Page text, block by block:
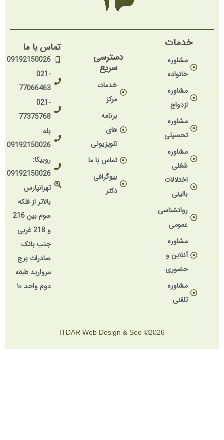
خدمات
مشاوره
خانواده
مشاوره
ازدواج
مشاوره
تحصیلی
مشاوره
شغلی
اختلالات
بالینی
روانشناسی
عمومی
مشاوره
آنلاین و
حضوری
مشاوره
تلفنی
دسترسی
سریع
خدمات
مرکز
های
تلویزیونی
تماس با ما
بیوگرافی
دکتر
تماس با ما
09192150026
77066463
77375768
09192150026
روبیکا:
09192150026
تهرانپارس
بالاتر از فلکه
سوم بین 216
و 218 غربی
جنب بانک
صادرات برج
مروارید طبقه
دوم واحد ۱۰